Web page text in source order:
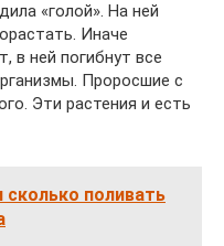
«голой». На ней
Иначе
в ней погибнут все
Проросшие с
Эти растения и есть
сколько поливать